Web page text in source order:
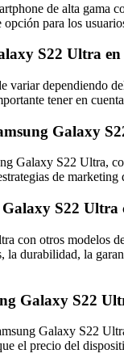
de alta gama
para los
S22 Ultra en
dependiendo
tener en
Galaxy
Galaxy S22 Ultra,
de
S22 Ultra
con otros modelos
la durabilidad, la
Galaxy S22
Galaxy S22
el precio del